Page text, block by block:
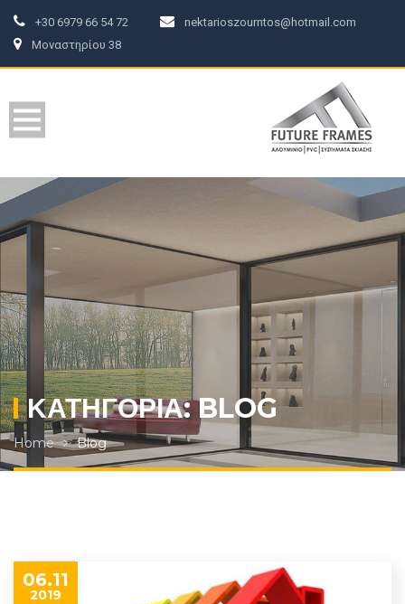
+30 6979 66 54 72
nektarioszourntos@hotmail.com
Μοναστηρίου 38
ΚΑΤΗΓΟΡΊΑ: BLOG
Home Blog
06.11
2019